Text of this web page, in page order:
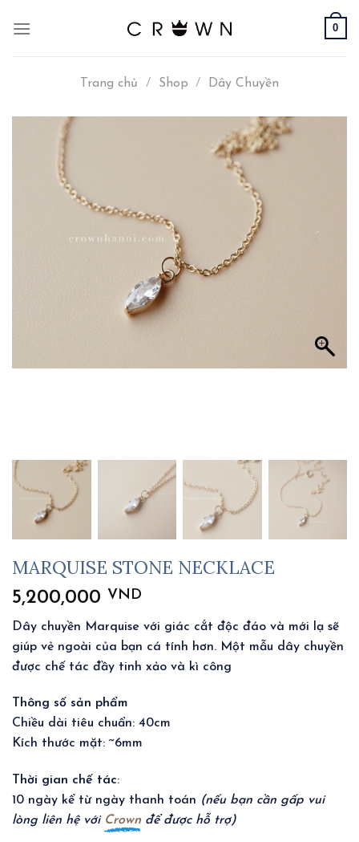
0
Trang chủ / Shop / Dây Chuyền
MARQUISE STONE NECKLACE
5,200,000 VND
Dây chuyền Marquise với giác cắt độc đáo và mới lạ sẽ
giúp vẻ ngoài của bạn cá tính hơn. Một mẫu dây chuyền
được chế tác đầy tinh xảo và kì công
Thông số sản phẩm
Chiều dài tiêu chuẩn: 40cm
Kích thước mặt: ~6mm
Thời gian chế tác:
10 ngày kể từ ngày thanh toán (nếu bạn cần gấp vui
lòng liên hệ với Crownđể được hỗ trợ)